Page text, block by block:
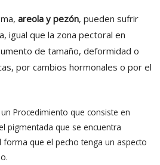
areola y pezón, pueden sufrir
igual que la zona pectoral en
de tamaño, deformidad o
por cambios hormonales o por el
Procedimiento que consiste en
pigmentada que se encuentra
que el pecho tenga un aspecto